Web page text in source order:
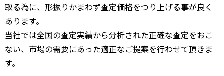
取る為に、形振りかまわず査定価格をつり上げる事が良く
あります。
当社では全国の査定実績から分析された正確な査定をおこ
ない、市場の需要にあった適正なご提案を行わせて頂きま
す。